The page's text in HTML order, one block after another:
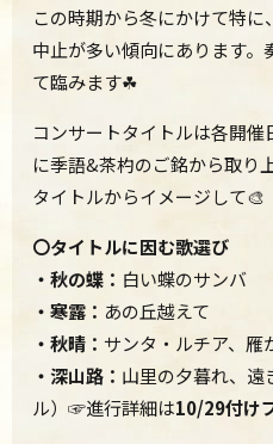
この時期から冬にかけて特
中止が多い傾向にあります
て臨みます☘
コンサートタイトルは各開
に季語&茶杓のご銘から取り
タイトルからイメージして🎨
〇タイトルに因む歌選び
・秋の蝶： 白い蝶のサンバ
・寒露： あの丘越えて
・秋晴： サンタ・ルチア、雁
・深山路： 山里の夕暮れ、遠
ル）☞進行詳細は10/29付け